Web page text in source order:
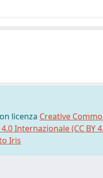
licenza Creative
Internazionale (CC BY
Iris